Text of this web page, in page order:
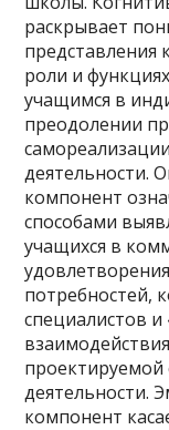
раскрывает
представления
роли и
учащимся в
преодолении
деятельности.
компонент
способами
учащихся в
потребностей,
специалистов
проектируемой
деятельности.
компонент